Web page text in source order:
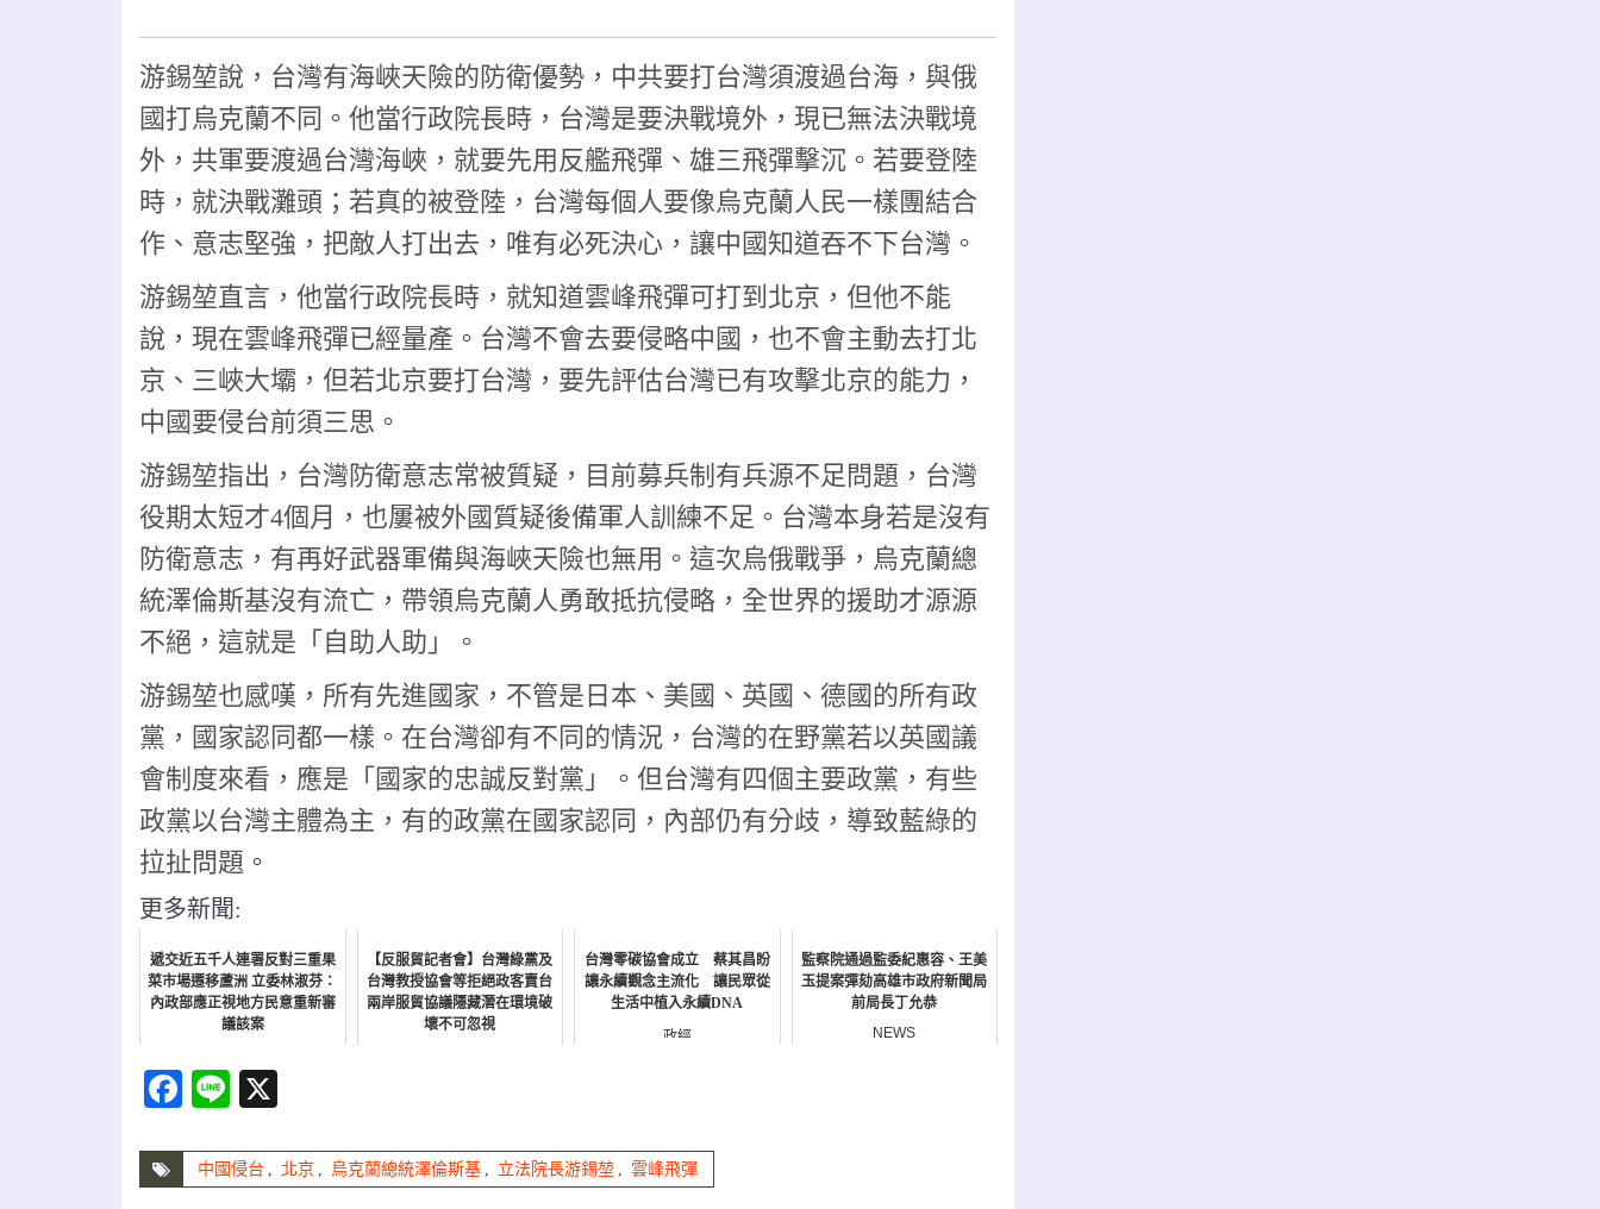
游錫堃說，台灣有海峽天險的防衛優勢，中共要打台灣須渡過台海，與俄
國打烏克蘭不同。他當行政院長時，台灣是要決戰境外，現已無法決戰境
外，共軍要渡過台灣海峽，就要先用反艦飛彈、雄三飛彈擊沉。若要登陸
時，就決戰灘頭；若真的被登陸，台灣每個人要像烏克蘭人民一樣團結合
作、意志堅強，把敵人打出去，唯有必死決心，讓中國知道吞不下台灣。
游錫堃直言，他當行政院長時，就知道雲峰飛彈可打到北京，但他不能
說，現在雲峰飛彈已經量產。台灣不會去要侵略中國，也不會主動去打北
京、三峽大壩，但若北京要打台灣，要先評估台灣已有攻擊北京的能力，
中國要侵台前須三思。
游錫堃指出，台灣防衛意志常被質疑，目前募兵制有兵源不足問題，台灣
役期太短才4個月，也屢被外國質疑後備軍人訓練不足。台灣本身若是沒有
防衛意志，有再好武器軍備與海峽天險也無用。這次烏俄戰爭，烏克蘭總
統澤倫斯基沒有流亡，帶領烏克蘭人勇敢抵抗侵略，全世界的援助才源源
不絕，這就是「自助人助」。
游錫堃也感嘆，所有先進國家，不管是日本、美國、英國、德國的所有政
黨，國家認同都一樣。在台灣卻有不同的情況，台灣的在野黨若以英國議
會制度來看，應是「國家的忠誠反對黨」。但台灣有四個主要政黨，有些
政黨以台灣主體為主，有的政黨在國家認同，內部仍有分歧，導致藍綠的
拉扯問題。
更多新聞:
遞交近五千人連署反對三重果
菜市場遷移蘆洲 立委林淑芬：
內政部應正視地方民意重新審
議該案
【反服貿記者會】台灣綠黨及
台灣教授協會等拒絕政客賣台
兩岸服貿協議隱藏潛在環境破
壞不可忽視
台灣零碳協會成立 蔡其昌盼
讓永續觀念主流化 讓民眾從
生活中植入永續DNA
政經
監察院通過監委紀惠容、王美
玉提案彈劾高雄市政府新聞局
前局長丁允恭
NEWS
Facebook
Line
中國侵台 , 北京 , 烏克蘭總統澤倫斯基 , 立法院長游錫堃 , 雲峰飛彈